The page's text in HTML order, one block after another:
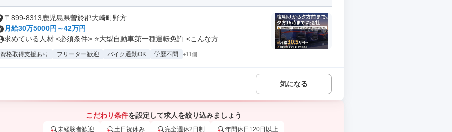
〒899-8313鹿児島県曽於郡大崎町野方
月給30万5000円～42万円
求めている人材 <必須条件> ⭐大型自動車第一種運転免許 <こんな方...
資格取得支援あり フリーター歓迎 バイク通勤OK 学歴不問 +11個
気になる
こだわり条件を設定して求人を絞り込みましょう
未経験者歓迎 土日祝休み 完全週休2日制 年間休日120日以上